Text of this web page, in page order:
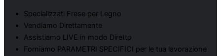
Specializzati Frese per Legno
Vendiamo Direttamente
Assistiamo LIVE in modo Diretto
Forniamo PARAMETRI SPECIFICI per le tua lavorazione